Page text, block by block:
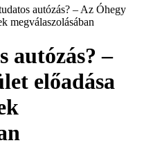
autózás? – Az Óhegy
megválaszolásában
autózás? –
előadása